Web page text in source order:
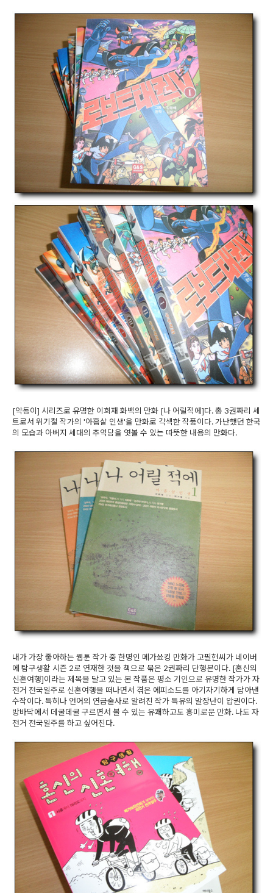
[악동이] 시리즈로 유명한 이희재 화백의 만화 [나 어릴적에]다. 총 3권짜리 세
트로서 위기철 작가의 '아홉살 인생'을 만화로 각색한 작품이다. 가난했던 한국
의 모습과 아버지 세대의 추억담을 엿볼 수 있는 따뜻한 내용의 만화다.
내가 가장 좋아하는 웹툰 작가 중 한명인 메가쑈킹 만화가 고필헌씨가 네이버
에 탐구생활 시즌 2로 연재한 것을 책으로 묶은 2권짜리 단행본이다. [혼신의
신혼여행]이라는 제목을 달고 있는 본 작품은 평소 기인으로 유명한 작가가 자
전거 전국일주로 신혼여행을 떠나면서 겪은 에피소드를 아기자기하게 담아낸
수작이다. 특히나 언어의 연금술사로 알려진 작가 특유의 말장난이 압권이다.
방바닥에서 데굴데굴 구르면서 볼 수 있는 유쾌하고도 흥미로운 만화. 나도 자
전거 전국일주를 하고 싶어진다.